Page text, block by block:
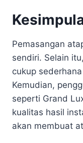
Pemasangan
sendiri. Selain
cukup
Kemudian,
seperti Grand
kualitas hasil
akan membuat